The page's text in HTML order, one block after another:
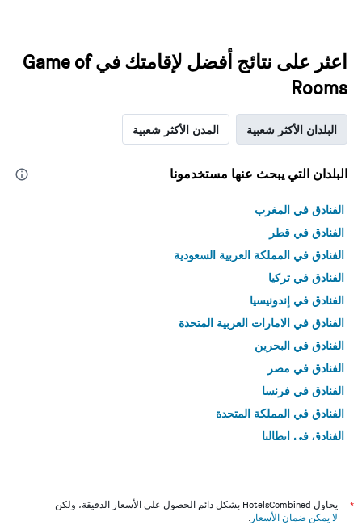
اعثر على نتائج أفضل لإقامتك في Game of
Rooms
البلدان الأكثر شعبية المدن الأكثر شعبية
البلدان التي يبحث عنها مستخدمونا
الفنادق في المغرب
الفنادق في قطر
الفنادق في المملكة العربية السعودية
الفنادق في تركيا
الفنادق في إندونيسيا
الفنادق في الامارات العربية المتحدة
الفنادق في البحرين
الفنادق في مصر
الفنادق في فرنسا
الفنادق في المملكة المتحدة
الفنادق في إيطاليا
*
يحاول HotelsCombined بشكل دائم الحصول على الأسعار الدقيقة، ولكن
لا يمكن ضمان الأسعار .